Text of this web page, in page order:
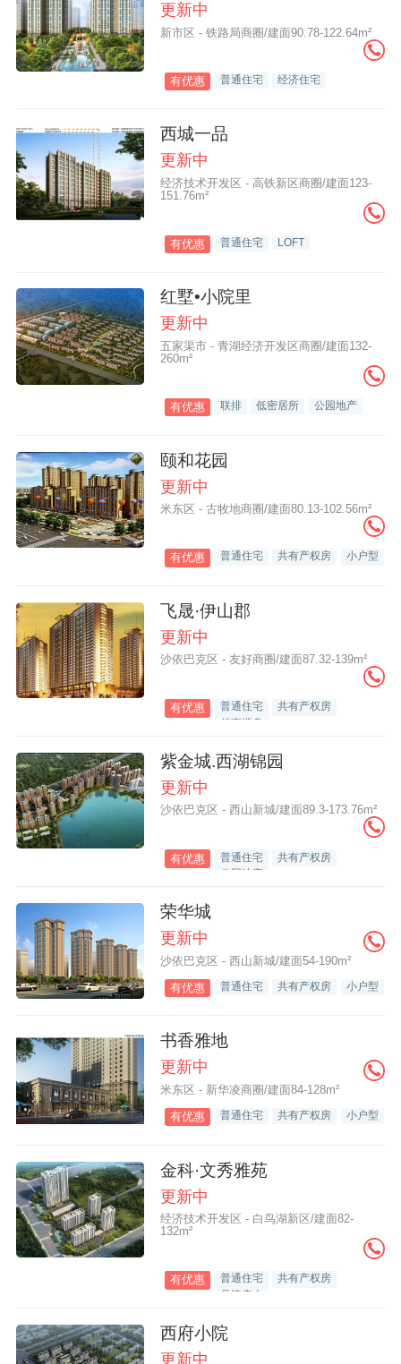
更新中
新市区 - 铁路局商圈/建面90.78-122.64m²
有优惠 普通住宅 经济住宅
西城一品
更新中
经济技术开发区 - 高铁新区商圈/建面123-
151.76m²
有优惠 普通住宅 LOFT
红墅•小院里
更新中
五家渠市 - 青湖经济开发区商圈/建面132-
260m²
有优惠 联排 低密居所 公园地产
颐和花园
更新中
米东区 - 古牧地商圈/建面80.13-102.56m²
有优惠 普通住宅 共有产权房 小户型
飞晟·伊山郡
更新中
沙依巴克区 - 友好商圈/建面87.32-139m²
有优惠 普通住宅
共有产权房
优惠楼盘
紫金城.西湖锦园
更新中
沙依巴克区 - 西山新城/建面89.3-173.76m²
有优惠 普通住宅
共有产权房
公园地产
荣华城
更新中
沙依巴克区 - 西山新城/建面54-190m²
有优惠 普通住宅 共有产权房 小户型
书香雅地
更新中
米东区 - 新华凌商圈/建面84-128m²
有优惠 普通住宅 共有产权房 小户型
金科·文秀雅苑
更新中
经济技术开发区 - 白鸟湖新区/建面82-
132m²
有优惠 普通住宅
共有产权房
品牌房企
西府小院
更新中